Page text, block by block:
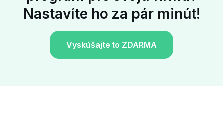
Nastavíte ho za pár minút!
Vyskúšajte to ZDARMA